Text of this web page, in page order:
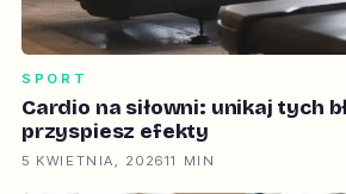
SPORT
Cardio na siłowni: unikaj tych
przyspiesz efekty
5 KWIETNIA, 202611 MIN